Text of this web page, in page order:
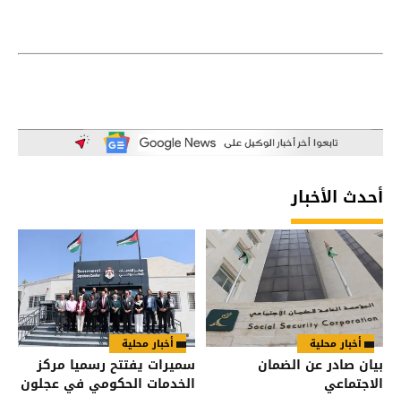
أحدث الأخبار
أخبار محلية
بيان صادر عن الضمان
الاجتماعي
أخبار محلية
سميرات يفتتح رسميا مركز
الخدمات الحكومي في عجلون